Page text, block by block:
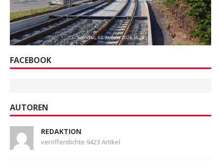
FACEBOOK
AUTOREN
REDAKTION
veröffentlichte 9423 Artikel